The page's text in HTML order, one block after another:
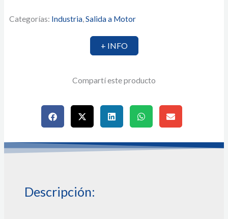
Categorías: Industria,Salida a Motor
+ INFO
Compartí este producto
Descripción: